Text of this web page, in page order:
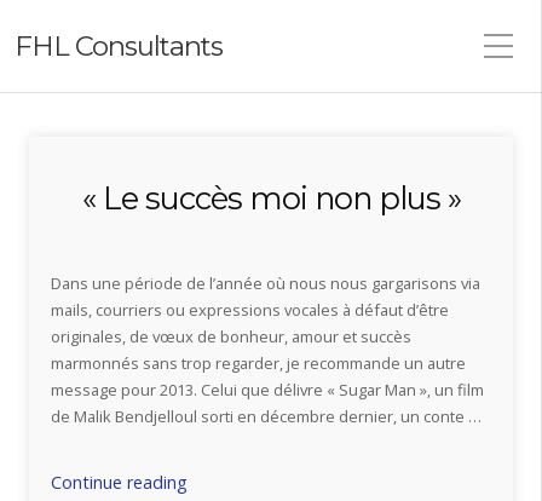
FHL Consultants
« Le succès moi non plus »
Dans une période de l’année où nous nous gargarisons via
mails, courriers ou expressions vocales à défaut d’être
originales, de vœux de bonheur, amour et succès
marmonnés sans trop regarder, je recommande un autre
message pour 2013. Celui que délivre « Sugar Man », un film
de Malik Bendjelloul sorti en décembre dernier, un conte …
Continue reading« «